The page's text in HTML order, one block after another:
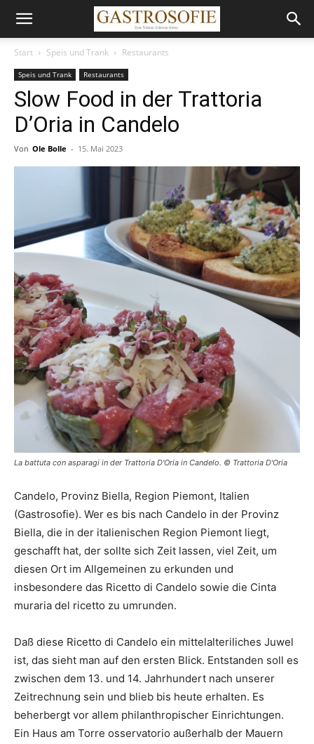
Start Speis und Trank Restaurants
Speis und Trank Restaurants
Slow Food in der Trattoria
D’Oria in Candelo
Von Ole Bolle - 15. Mai 2023
La battuta con asparagi in der Trattoria D'Oria in Candelo. © Trattoria D'Oria
Candelo, Provinz Biella, Region Piemont, Italien
(Gastrosofie). Wer es bis nach Candelo in der Provinz
Biella, die in der italienischen Region Piemont liegt,
geschafft hat, der sollte sich Zeit lassen, viel Zeit, um
diesen Ort im Allgemeinen zu erkunden und
insbesondere das Ricetto di Candelo sowie die Cinta
muraria del ricetto zu umrunden.
Daß diese Ricetto di Candelo ein mittelalteriliches Juwel
ist, das sieht man auf den ersten Blick. Entstanden soll es
zwischen dem 13. und 14. Jahrhundert nach unserer
Zeitrechnung sein und blieb bis heute erhalten. Es
beherbergt vor allem philanthropischer Einrichtungen.
Ein Haus am Torre osservatorio außerhalb der Mauern